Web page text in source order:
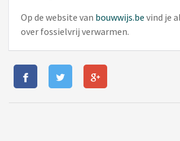
Op de website van bouwwijs.be vind je
over fossielvrij verwarmen.